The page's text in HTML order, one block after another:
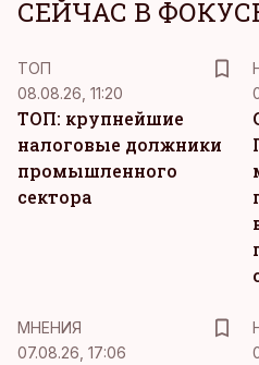
СЕЙЧАС В
ТОП
08.08.26, 11:20
ТОП: крупнейшие
налоговые должники
промышленного
сектора
MНЕНИЯ
07.08.26, 17:06